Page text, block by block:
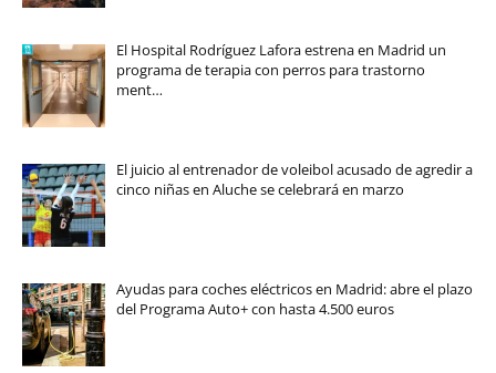
El Hospital Rodríguez Lafora estrena en Madrid un
programa de terapia con perros para trastorno
ment…
El juicio al entrenador de voleibol acusado de agredir a
cinco niñas en Aluche se celebrará en marzo
Ayudas para coches eléctricos en Madrid: abre el plazo
del Programa Auto+ con hasta 4.500 euros